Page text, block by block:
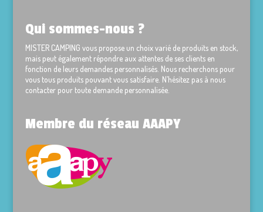
Qui sommes-nous ?
MISTER CAMPING vous propose un choix varié de produits en stock,
mais peut également répondre aux attentes de ses clients en
fonction de leurs demandes personnalisés. Nous recherchons pour
vous tous produits pouvant vous satisfaire. N’hésitez pas à nous
contacter pour toute demande personnalisée.
Membre du réseau AAAPY